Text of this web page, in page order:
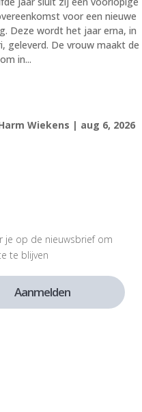
Wiekens | aug 6, 2026
voor een nieuwe
Deze wordt het jaar erna, in
geleverd. De vrouw maakt de
in...
je op de nieuwsbrief om
te blijven
Aanmelden